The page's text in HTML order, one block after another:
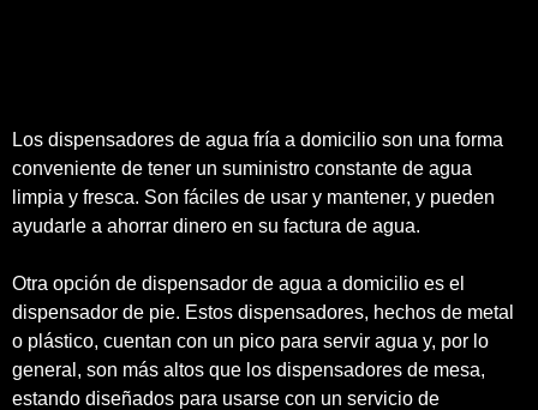
Los dispensadores de agua fría a domicilio son una forma
conveniente de tener un suministro constante de agua
limpia y fresca. Son fáciles de usar y mantener, y pueden
ayudarle a ahorrar dinero en su factura de agua.
Otra opción de dispensador de agua a domicilio es el
dispensador de pie. Estos dispensadores, hechos de metal
o plástico, cuentan con un pico para servir agua y, por lo
general, son más altos que los dispensadores de mesa,
estando diseñados para usarse con un servicio de